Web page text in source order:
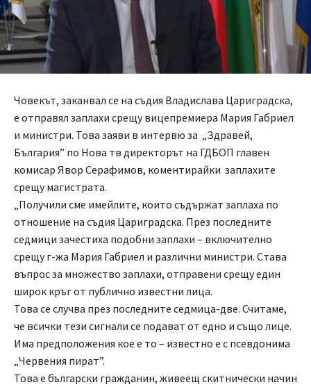
Човекът, заканвал се на съдия Владислава Цариградска,
е отправял заплахи срещу вицепремиера Мария Габриел
и министри. Това заяви в интервю за „Здравей,
България” по Нова тв директорът на ГДБОП главен
комисар Явор Серафимов, коментирайки заплахите
срещу магистрата.
„Получили сме имейлите, които съдържат заплаха по
отношение на съдия Цариградска. През последните
седмици зачестиха подобни заплахи – включително
срещу г-жа Мария Габриел и различни министри. Става
въпрос за множество заплахи, отправени срещу един
широк кръг от публично известни лица.
Това се случва през последните седмица-две. Считаме,
че всички тези сигнали се подават от едно и също лице.
Има предположения кое е то – известно е с псевдонима
„Червения пират”.
Това е български гражданин, живеещ скитнически начин